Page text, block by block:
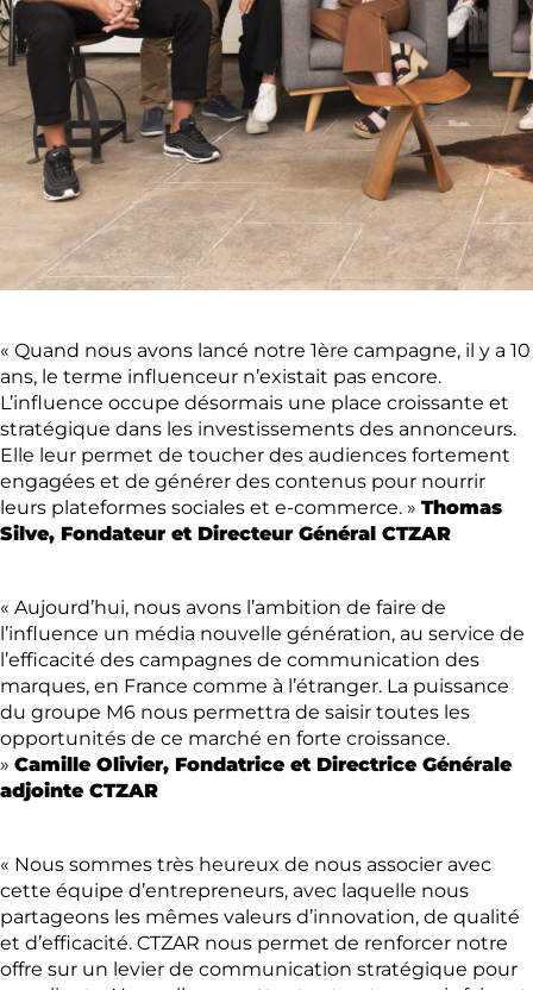
« Quand nous avons lancé notre 1ère campagne, il y a 10
ans, le terme influenceur n’existait pas encore.
L’influence occupe désormais une place croissante et
stratégique dans les investissements des annonceurs.
Elle leur permet de toucher des audiences fortement
engagées et de générer des contenus pour nourrir
leurs plateformes sociales et e-commerce. » Thomas
Silve, Fondateur et Directeur Général CTZAR
« Aujourd’hui, nous avons l’ambition de faire de
l’influence un média nouvelle génération, au service de
l’efficacité des campagnes de communication des
marques, en France comme à l’étranger. La puissance
du groupe M6 nous permettra de saisir toutes les
opportunités de ce marché en forte croissance.
» Camille Olivier, Fondatrice et Directrice Générale
adjointe CTZAR
« Nous sommes très heureux de nous associer avec
cette équipe d’entrepreneurs, avec laquelle nous
partageons les mêmes valeurs d’innovation, de qualité
et d’efficacité. CTZAR nous permet de renforcer notre
offre sur un levier de communication stratégique pour